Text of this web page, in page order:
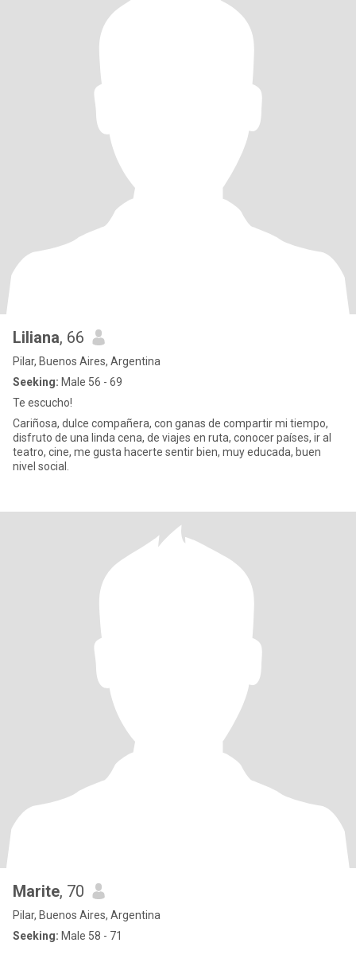
Liliana, 66
Pilar, Buenos Aires, Argentina
Seeking: Male 56 - 69
Te escucho!
Cariñosa, dulce compañera, con ganas de compartir mi tiempo,
disfruto de una linda cena, de viajes en ruta, conocer países, ir al
teatro, cine, me gusta hacerte sentir bien, muy educada, buen
nivel social.
Marite, 70
Pilar, Buenos Aires, Argentina
Seeking: Male 58 - 71